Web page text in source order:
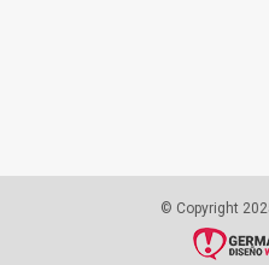
© Copyright